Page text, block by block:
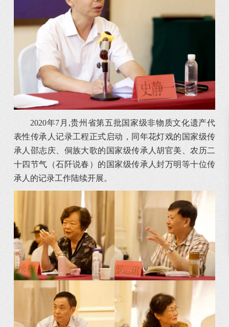
2020年7月,贵州省第五批国家级非物质文化遗产代
表性传承人记录工程正式启动，同年花灯戏的国家级传
承人邵志庆、侗族大歌的国家级传承人胡官美、农历二
十四节气（石阡说春）的国家级传承人封万明等十位传
承人的记录工作陆续开展。